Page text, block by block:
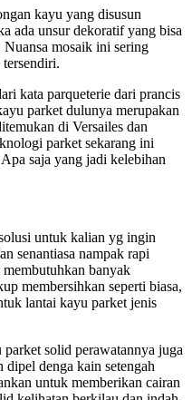
kayu yang disusun
ada unsur dekoratif yang bisa
mosaik ini sering
kata parqueterie dari prancis
parket dulunya merupakan
di Versailes dan
parket sekarang ini
saja yang jadi kelebihan
untuk kalian yg ingin
senantiasa nampak rapi
banyak
membersihkan seperti biasa,
lantai kayu parket jenis
solid perawatannya juga
denga kain setengah
untuk memberikan cairan